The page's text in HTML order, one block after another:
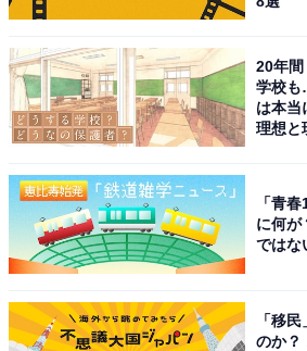
20年
学校も
は本当
理想と
「青
に何が
ではな
「移
のか？